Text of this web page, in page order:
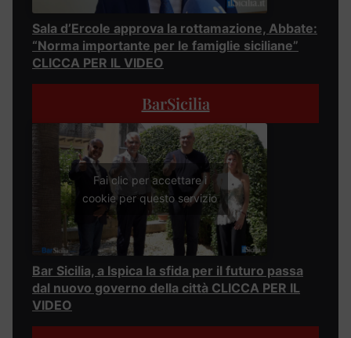
Sala d’Ercole approva la rottamazione, Abbate:
“Norma importante per le famiglie siciliane”
CLICCA PER IL VIDEO
BarSicilia
Fai clic per accettare i
cookie per questo servizio
Bar Sicilia, a Ispica la sfida per il futuro passa
dal nuovo governo della città CLICCA PER IL
VIDEO